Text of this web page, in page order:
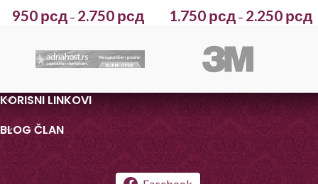
950 рсд – 2.750 рсд 1.750 рсд – 2.250 рсд
KORISNI LINKOVI
BLOG ČLAN